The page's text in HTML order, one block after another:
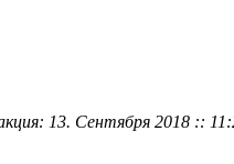
13. Сентября 2018 ::